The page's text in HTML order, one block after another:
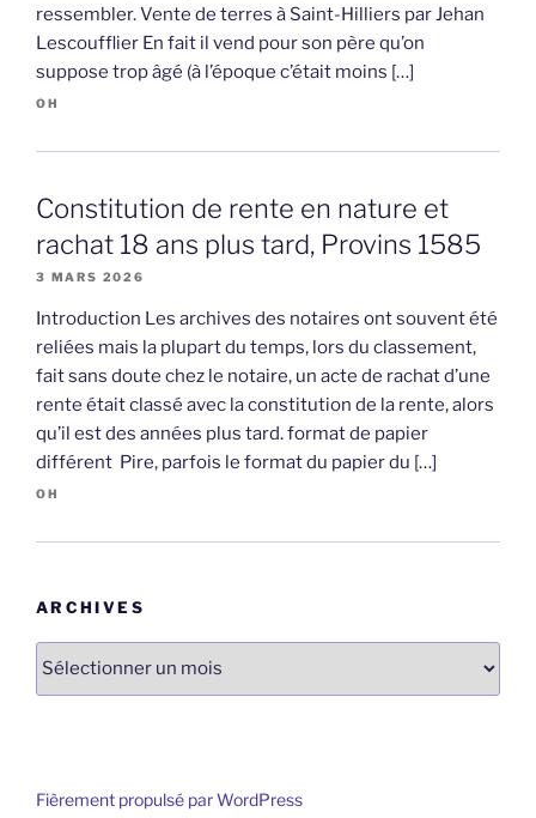
ressembler. Vente de terres à Saint-Hilliers par Jehan
Lescoufflier En fait il vend pour son père qu’on
suppose trop âgé (à l’époque c’était moins […]
OH
Constitution de rente en nature et
rachat 18 ans plus tard, Provins 1585
3 MARS 2026
Introduction Les archives des notaires ont souvent été
reliées mais la plupart du temps, lors du classement,
fait sans doute chez le notaire, un acte de rachat d’une
rente était classé avec la constitution de la rente, alors
qu’il est des années plus tard. format de papier
différent Pire, parfois le format du papier du […]
OH
ARCHIVES
Archives
Fièrement propulsé par WordPress